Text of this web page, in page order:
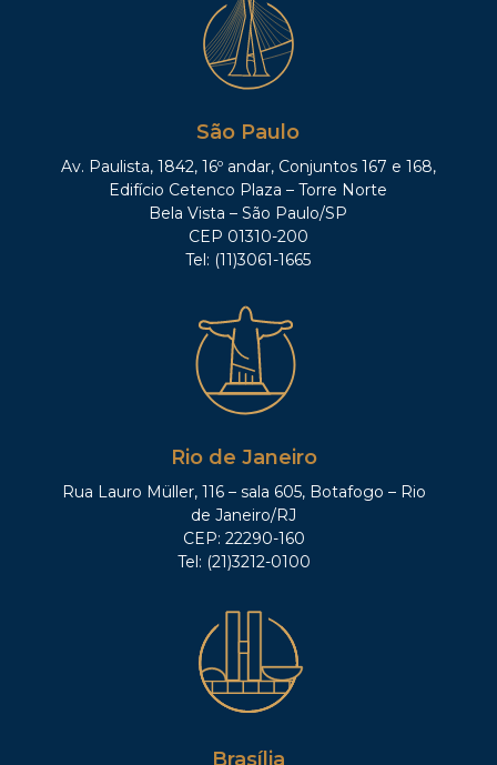
São Paulo
Av. Paulista, 1842, 16º andar, Conjuntos 167 e 168,
Edifício Cetenco Plaza – Torre Norte
Bela Vista – São Paulo/SP
CEP 01310-200
Tel: (11)3061-1665
Rio de Janeiro
Rua Lauro Müller, 116 – sala 605, Botafogo – Rio
de Janeiro/RJ
CEP: 22290-160
Tel: (21)3212-0100
Brasília